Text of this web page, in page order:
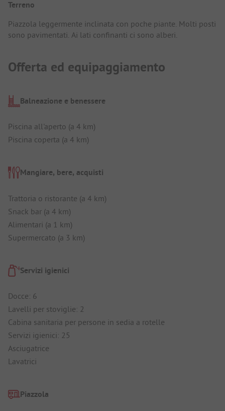
Terreno
Piazzola leggermente inclinata con poche piante. Molti posti
sono pavimentati. Ai lati confinanti ci sono alberi.
Offerta ed equipaggiamento
Balneazione e benessere
Piscina all'aperto (a 4 km)
Piscina coperta (a 4 km)
Mangiare, bere, acquisti
Trattoria o ristorante (a 4 km)
Snack bar (a 4 km)
Alimentari (a 1 km)
Supermercato (a 3 km)
Servizi igienici
Docce: 6
Lavelli per stoviglie: 2
Cabina sanitaria per persone in sedia a rotelle
Servizi igienici: 25
Asciugatrice
Lavatrici
Piazzola